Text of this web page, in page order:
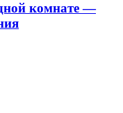
комнате —